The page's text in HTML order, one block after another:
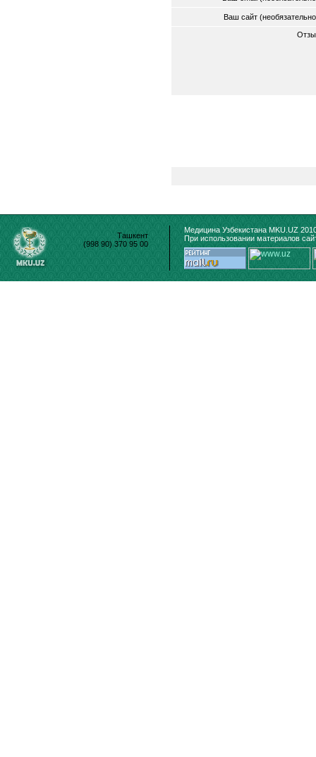
Ваш сайт
Ташкент
(998 90) 370 95 00
Медицина Узбекистана MKU.UZ
При использовании материалов